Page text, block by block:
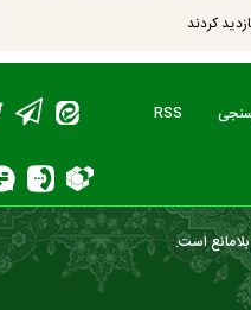
کردند
RSS
است.